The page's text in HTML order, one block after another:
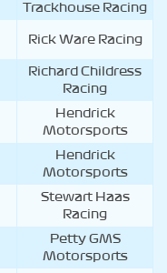
Trackhouse Racing
Rick Ware Racing
Richard Childress
Racing
Hendrick
Motorsports
Hendrick
Motorsports
Stewart Haas
Racing
Petty GMS
Motorsports